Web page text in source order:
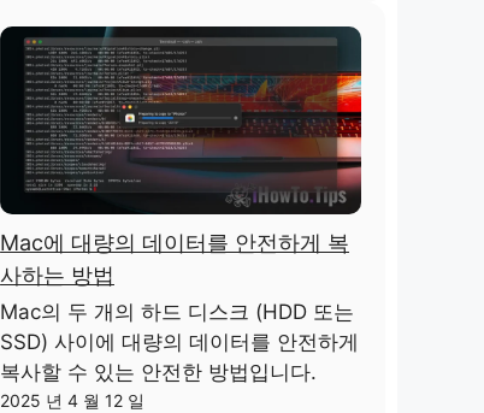
Mac에 대량의 데이터를 안전하게 복
사하는 방법
Mac의 두 개의 하드 디스크 (HDD 또는
SSD) 사이에 대량의 데이터를 안전하게
복사할 수 있는 안전한 방법입니다.
2025 년 4 월 12 일